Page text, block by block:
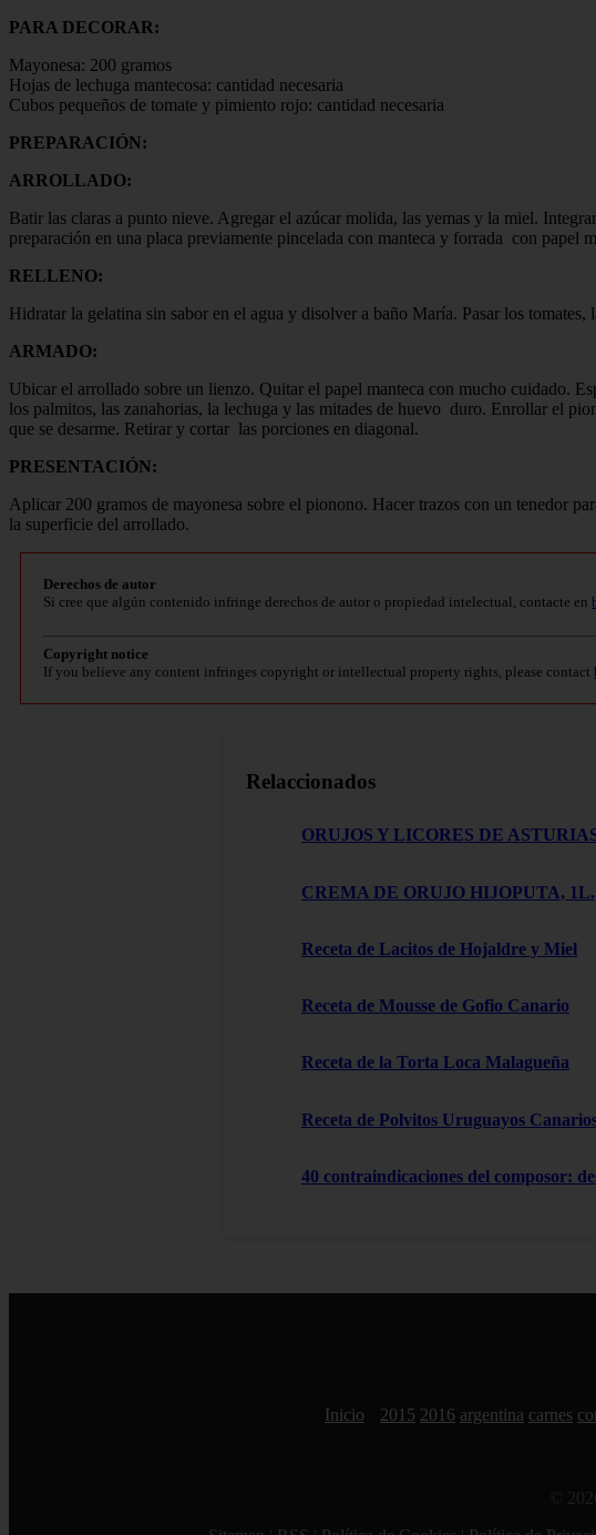
PARA DECORAR:
Mayonesa: 200 gramos
Hojas de lechuga mantecosa: cantidad necesaria
Cubos pequeños de tomate y pimiento rojo: cantidad necesaria
PREPARACIÓN:
ARROLLADO:
Batir las claras a punto nieve. Agregar el azúcar molida, las yemas y la miel.
preparación en una placa previamente pincelada con manteca y forrada con papel
RELLENO:
Hidratar la gelatina sin sabor en el agua y disolver a baño María. Pasar los
ARMADO:
Ubicar el arrollado sobre un lienzo. Quitar el papel manteca con mucho cuidado.
los palmitos, las zanahorias, la lechuga y las mitades de huevo duro. Enrollar el
que se desarme. Retirar y cortar las porciones en diagonal.
PRESENTACIÓN:
Aplicar 200 gramos de mayonesa sobre el pionono. Hacer trazos con un tenedor
la superficie del arrollado.
Derechos de autor
Si cree que algún contenido infringe derechos de autor o propiedad intelectual, contacte en
Copyright notice
If you believe any content infringes copyright or intellectual property rights, please contact
Relaccionados
ORUJOS Y LICORES DE
CREMA DE ORUJO HIJOPUTA, 1L.
Receta de Lacitos de Hojaldre y Miel
Receta de Mousse de Gofio Canario
Receta de la Torta Loca Malagueña
Receta de Polvitos Uruguayos
40 contraindicaciones del composor:
Inicio 2015 2016 argentina carnes
©